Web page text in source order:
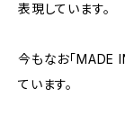
表現しています。
今もなお「MADE
ています。